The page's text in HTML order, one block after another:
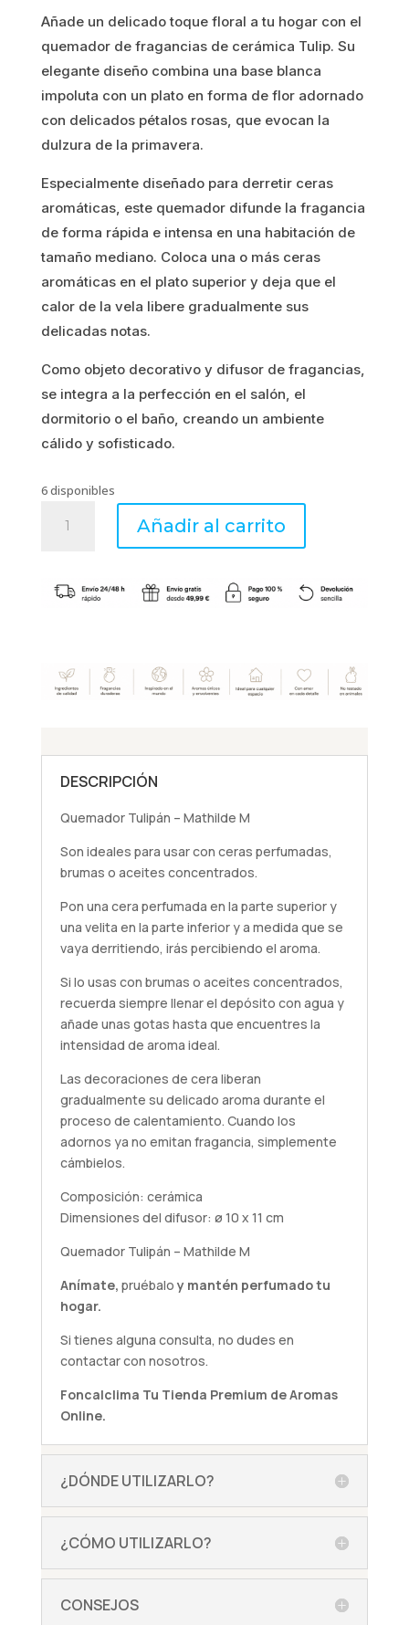
Añade un delicado toque floral a tu hogar con el
quemador de fragancias de cerámica Tulip. Su
elegante diseño combina una base blanca
impoluta con un plato en forma de flor adornado
con delicados pétalos rosas, que evocan la
dulzura de la primavera.
Especialmente diseñado para derretir ceras
aromáticas, este quemador difunde la fragancia
de forma rápida e intensa en una habitación de
tamaño mediano. Coloca una o más ceras
aromáticas en el plato superior y deja que el
calor de la vela libere gradualmente sus
delicadas notas.
Como objeto decorativo y difusor de fragancias,
se integra a la perfección en el salón, el
dormitorio o el baño, creando un ambiente
cálido y sofisticado.
6 disponibles
Quemador
Tulipán
Añadir al carrito
DESCRIPCIÓN
Quemador Tulipán – Mathilde M
Son ideales para usar con ceras perfumadas,
brumas o aceites concentrados.
Pon una cera perfumada en la parte superior y
una velita en la parte inferior y a medida que se
vaya derritiendo, irás percibiendo el aroma.
Si lo usas con brumas o aceites concentrados,
recuerda siempre llenar el depósito con agua y
añade unas gotas hasta que encuentres la
intensidad de aroma ideal.
Las decoraciones de cera liberan
gradualmente su delicado aroma durante el
proceso de calentamiento. Cuando los
adornos ya no emitan fragancia, simplemente
cámbielos.
Composición: cerámica
Dimensiones del difusor: ø 10 x 11 cm
Quemador Tulipán – Mathilde M
Anímate, pruébalo y mantén perfumado tu
hogar.
Si tienes alguna consulta, no dudes en
contactar con nosotros.
Foncalclima Tu Tienda Premium de Aromas
Online.
¿DÓNDE UTILIZARLO?
¿CÓMO UTILIZARLO?
CONSEJOS